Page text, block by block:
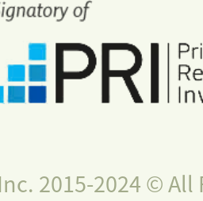
2015-2024 © All